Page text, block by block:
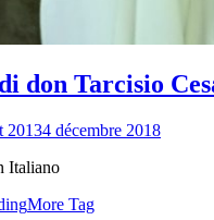
don Tarcisio
20134 décembre 2018
Italiano
More Tag